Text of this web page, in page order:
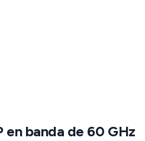
en banda de 60 GHz